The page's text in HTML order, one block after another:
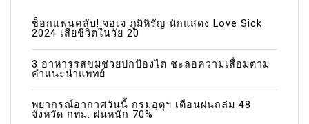
ช็อกแฟนคลับ! จอเจ ภูมิหิรัญ นักแสดง Love Sick
2024 เสียชีวิตในวัย 20
3 อาหารรสขมช่วยปกป้องไต ชะลอความเสื่อมตาม
คำแนะนำแพทย์
พยากรณ์อากาศวันนี้ กรมอุตุฯ เตือนฝนถล่ม 48
จังหวัด กทม. ฝนหนัก 70%